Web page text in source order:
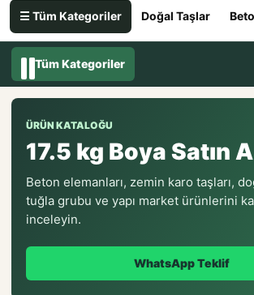
☰ Tüm Kategoriler Doğal Taşlar
Tüm Kategoriler
ÜRÜN KATALOĞU
17.5 kg Boya Satın
Beton elemanları, zemin karo taşları,
tuğla grubu ve yapı market ürünlerini
inceleyin.
WhatsApp Teklif